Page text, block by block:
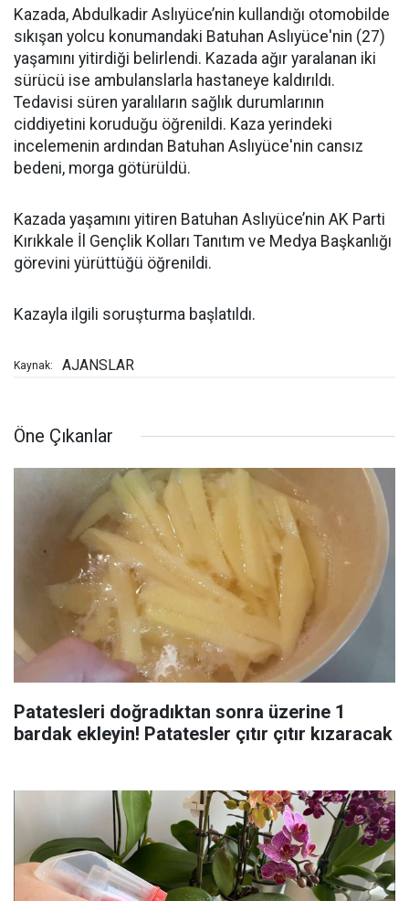
Kazada, Abdulkadir Aslıyüce’nin kullandığı otomobilde
sıkışan yolcu konumandaki Batuhan Aslıyüce'nin (27)
yaşamını yitirdiği belirlendi. Kazada ağır yaralanan iki
sürücü ise ambulanslarla hastaneye kaldırıldı.
Tedavisi süren yaralıların sağlık durumlarının
ciddiyetini koruduğu öğrenildi. Kaza yerindeki
incelemenin ardından Batuhan Aslıyüce'nin cansız
bedeni, morga götürüldü.
Kazada yaşamını yitiren Batuhan Aslıyüce’nin AK Parti
Kırıkkale İl Gençlik Kolları Tanıtım ve Medya Başkanlığı
görevini yürüttüğü öğrenildi.
Kazayla ilgili soruşturma başlatıldı.
Kaynak: AJANSLAR
Öne Çıkanlar
Patatesleri doğradıktan sonra üzerine 1
bardak ekleyin! Patatesler çıtır çıtır kızaracak